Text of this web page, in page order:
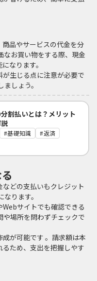
品やサービスの代金を分
なお買い物をする際、現金
なります。
生じる点に注意が必要で
しょう。
割払いとは？メリット
基礎知識
返済
どの支払いもクレジット
ります。
サイトでも確認できる
場所を問わずチェックで
が可能です 。請求額は本
ため、支出を把握しやす